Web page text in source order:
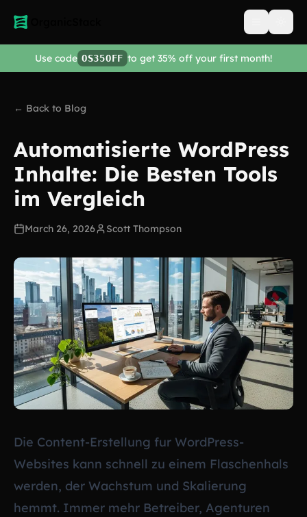
Open
Use code OS35OFF to get 35% off your first month!
← Back to Blog
Automatisierte WordPress
Inhalte: Die Besten Tools
im Vergleich
March 26, 2026 Scott Thompson
Die Content-Erstellung fur WordPress-
Websites kann schnell zu einem Flaschenhals
werden, der Wachstum und Skalierung
hemmt. Immer mehr Betreiber, Agenturen